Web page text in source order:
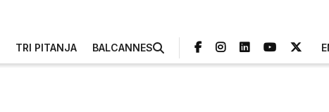
TRI PITANJA BALCANNES